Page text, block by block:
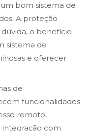
bom sistema de
A proteção
o benefício
sistema de
e oferecer
de
funcionalidades
remoto,
com